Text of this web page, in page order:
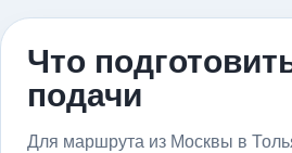
Что
подачи
Для маршрута из Москвы в